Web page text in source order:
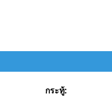
กระทู้: